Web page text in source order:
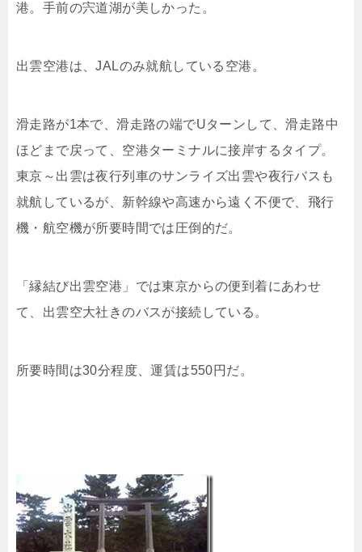
港。手前の宍道湖が美しかった。
出雲空港は、JALのみ就航している空港。
滑走路が1本で、滑走路の端でUターンして、滑走路中
ほどまで戻って、空港ターミナルに接岸するタイプ。
東京～出雲は夜行列車のサンライズ出雲や夜行バスも
就航しているが、新幹線や高速から遠く不便で、飛行
機・航空機が所要時間では圧倒的だ。
「縁結び出雲空港」では東京からの便到着にあわせ
て、出雲空大社きのバスが接続している。
所要時間は30分程度、運賃は550円だ。